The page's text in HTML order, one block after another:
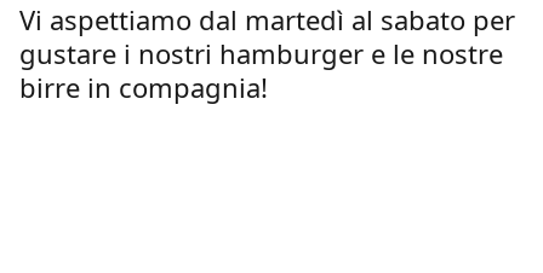
Vi aspettiamo dal martedì al sabato per
gustare i nostri hamburger e le nostre
birre in compagnia!